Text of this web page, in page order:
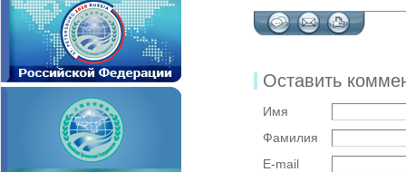
Оставить
Имя
Фамилия
E-mail